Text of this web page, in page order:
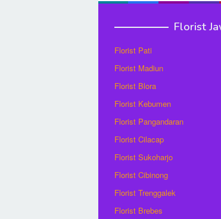
Florist
Florist Pati
Florist Madiun
Florist Blora
Florist Kebumen
Florist Pangandaran
Florist Cilacap
Florist Sukoharjo
Florist Cibinong
Florist Trenggalek
Florist Brebes